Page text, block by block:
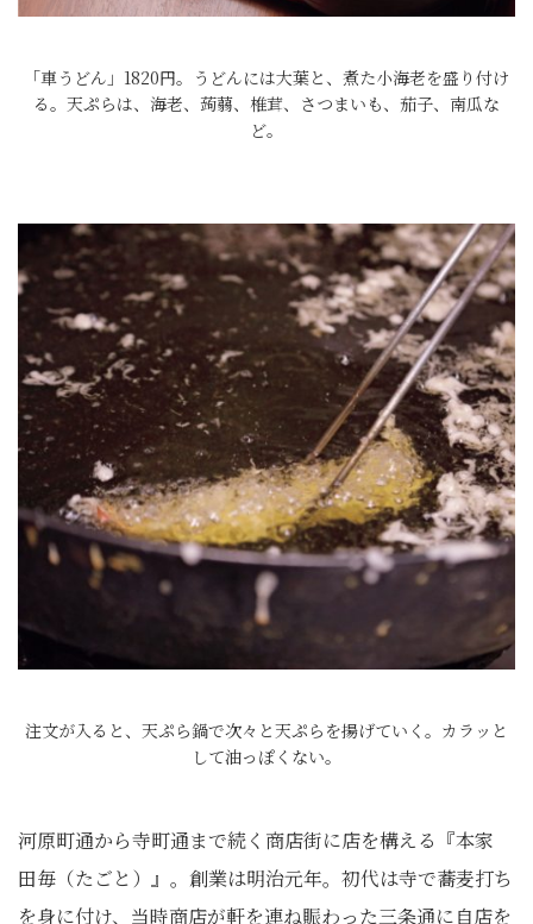
「車うどん」1820円。うどんには大葉と、煮た小海老を盛り付け
る。天ぷらは、海老、蒟蒻、椎茸、さつまいも、茄子、南瓜な
ど。
注文が入ると、天ぷら鍋で次々と天ぷらを揚げていく。カラッと
して油っぽくない。
河原町通から寺町通まで続く商店街に店を構える『本家
田毎（たごと）』。創業は明治元年。初代は寺で蕎麦打ち
を身に付け、当時商店が軒を連ね賑わった三条通に自店を